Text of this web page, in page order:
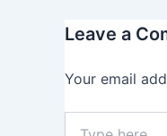
Leave a
Your email